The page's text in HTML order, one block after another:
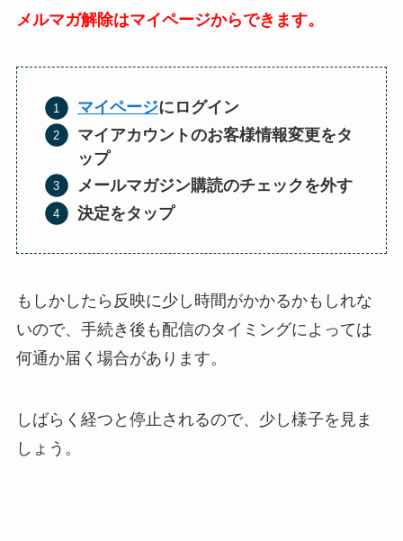
メルマガ解除はマイページからできます。
マイページにログイン
マイアカウントのお客様情報変更をタ
ップ
メールマガジン購読のチェックを外す
決定をタップ
もしかしたら反映に少し時間がかかるかもしれな
いので、手続き後も配信のタイミングによっては
何通か届く場合があります。
しばらく経つと停止されるので、少し様子を見ま
しょう。